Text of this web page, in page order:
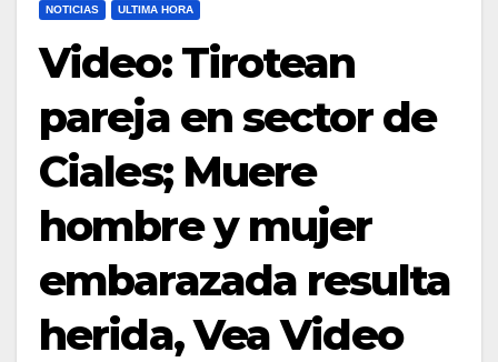
NOTICIAS ULTIMA HORA
Video: Tirotean
pareja en sector de
Ciales; Muere
hombre y mujer
embarazada resulta
herida, Vea Video